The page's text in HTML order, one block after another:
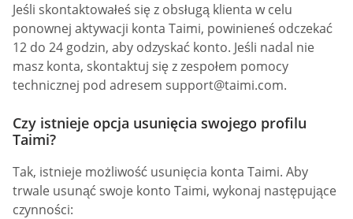
Jeśli skontaktowałeś się z obsługą klienta w celu
ponownej aktywacji konta Taimi, powinieneś odczekać
12 do 24 godzin, aby odzyskać konto. Jeśli nadal nie
masz konta, skontaktuj się z zespołem pomocy
technicznej pod adresem support@taimi.com.
Czy istnieje opcja usunięcia swojego profilu
Taimi?
Tak, istnieje możliwość usunięcia konta Taimi. Aby
trwale usunąć swoje konto Taimi, wykonaj następujące
czynności: